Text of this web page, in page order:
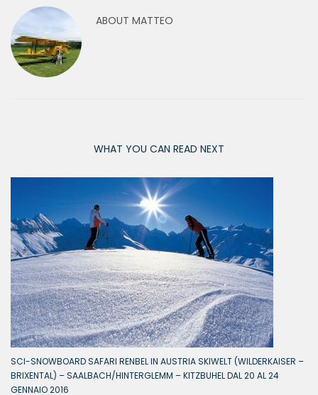
ABOUT MATTEO
WHAT YOU CAN READ NEXT
SCI-SNOWBOARD SAFARI RENBEL IN AUSTRIA SKIWELT (WILDERKAISER –
BRIXENTAL) – SAALBACH/HINTERGLEMM – KITZBUHEL DAL 20 AL 24
GENNAIO 2016